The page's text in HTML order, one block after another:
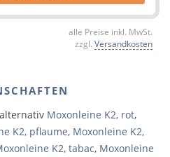
alle Preise inkl. MwSt.
zzgl. Versandkosten
Moxonleine K2, rot,
K2, pflaume, Moxonleine K2,
K2, tabac, Moxonleine